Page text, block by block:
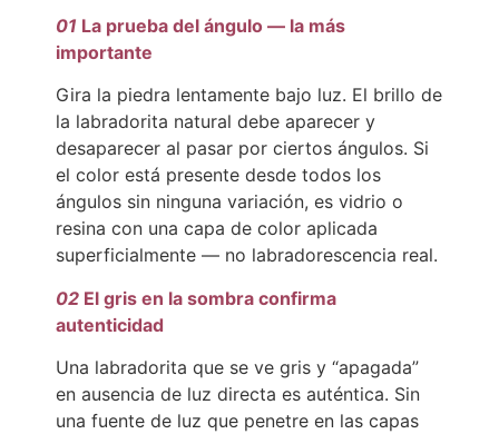
01 La prueba del ángulo — la más
importante
Gira la piedra lentamente bajo luz. El brillo de
la labradorita natural debe aparecer y
desaparecer al pasar por ciertos ángulos. Si
el color está presente desde todos los
ángulos sin ninguna variación, es vidrio o
resina con una capa de color aplicada
superficialmente — no labradorescencia real.
02 El gris en la sombra confirma
autenticidad
Una labradorita que se ve gris y “apagada”
en ausencia de luz directa es auténtica. Sin
una fuente de luz que penetre en las capas